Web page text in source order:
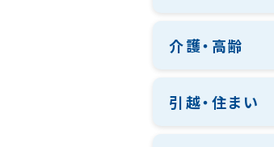
介護・高齢
引越・住まい